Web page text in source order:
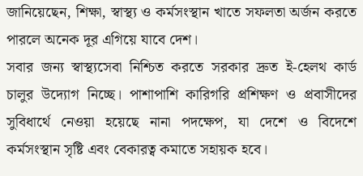
জানিয়েছেন, শিক্ষা, স্বাস্থ্য ও কর্মসংস্থান খাতে সফলতা অর্জন করতে
পারলে অনেক দূর এগিয়ে যাবে দেশ।
সবার জন্য স্বাস্থ্যসেবা নিশ্চিত করতে সরকার দ্রুত ই-হেলথ কার্ড
চালুর উদ্যোগ নিচ্ছে। পাশাপাশি কারিগরি প্রশিক্ষণ ও প্রবাসীদের
সুবিধার্থে নেওয়া হয়েছে নানা পদক্ষেপ, যা দেশে ও বিদেশে
কর্মসংস্থান সৃষ্টি এবং বেকারত্ব কমাতে সহায়ক হবে।